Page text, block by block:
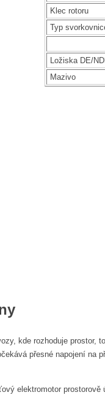
Klec rotoru
Typ
Ložiska DE/
Mazivo
kde rozhoduje prostor,
přesné napojení
elektromotor